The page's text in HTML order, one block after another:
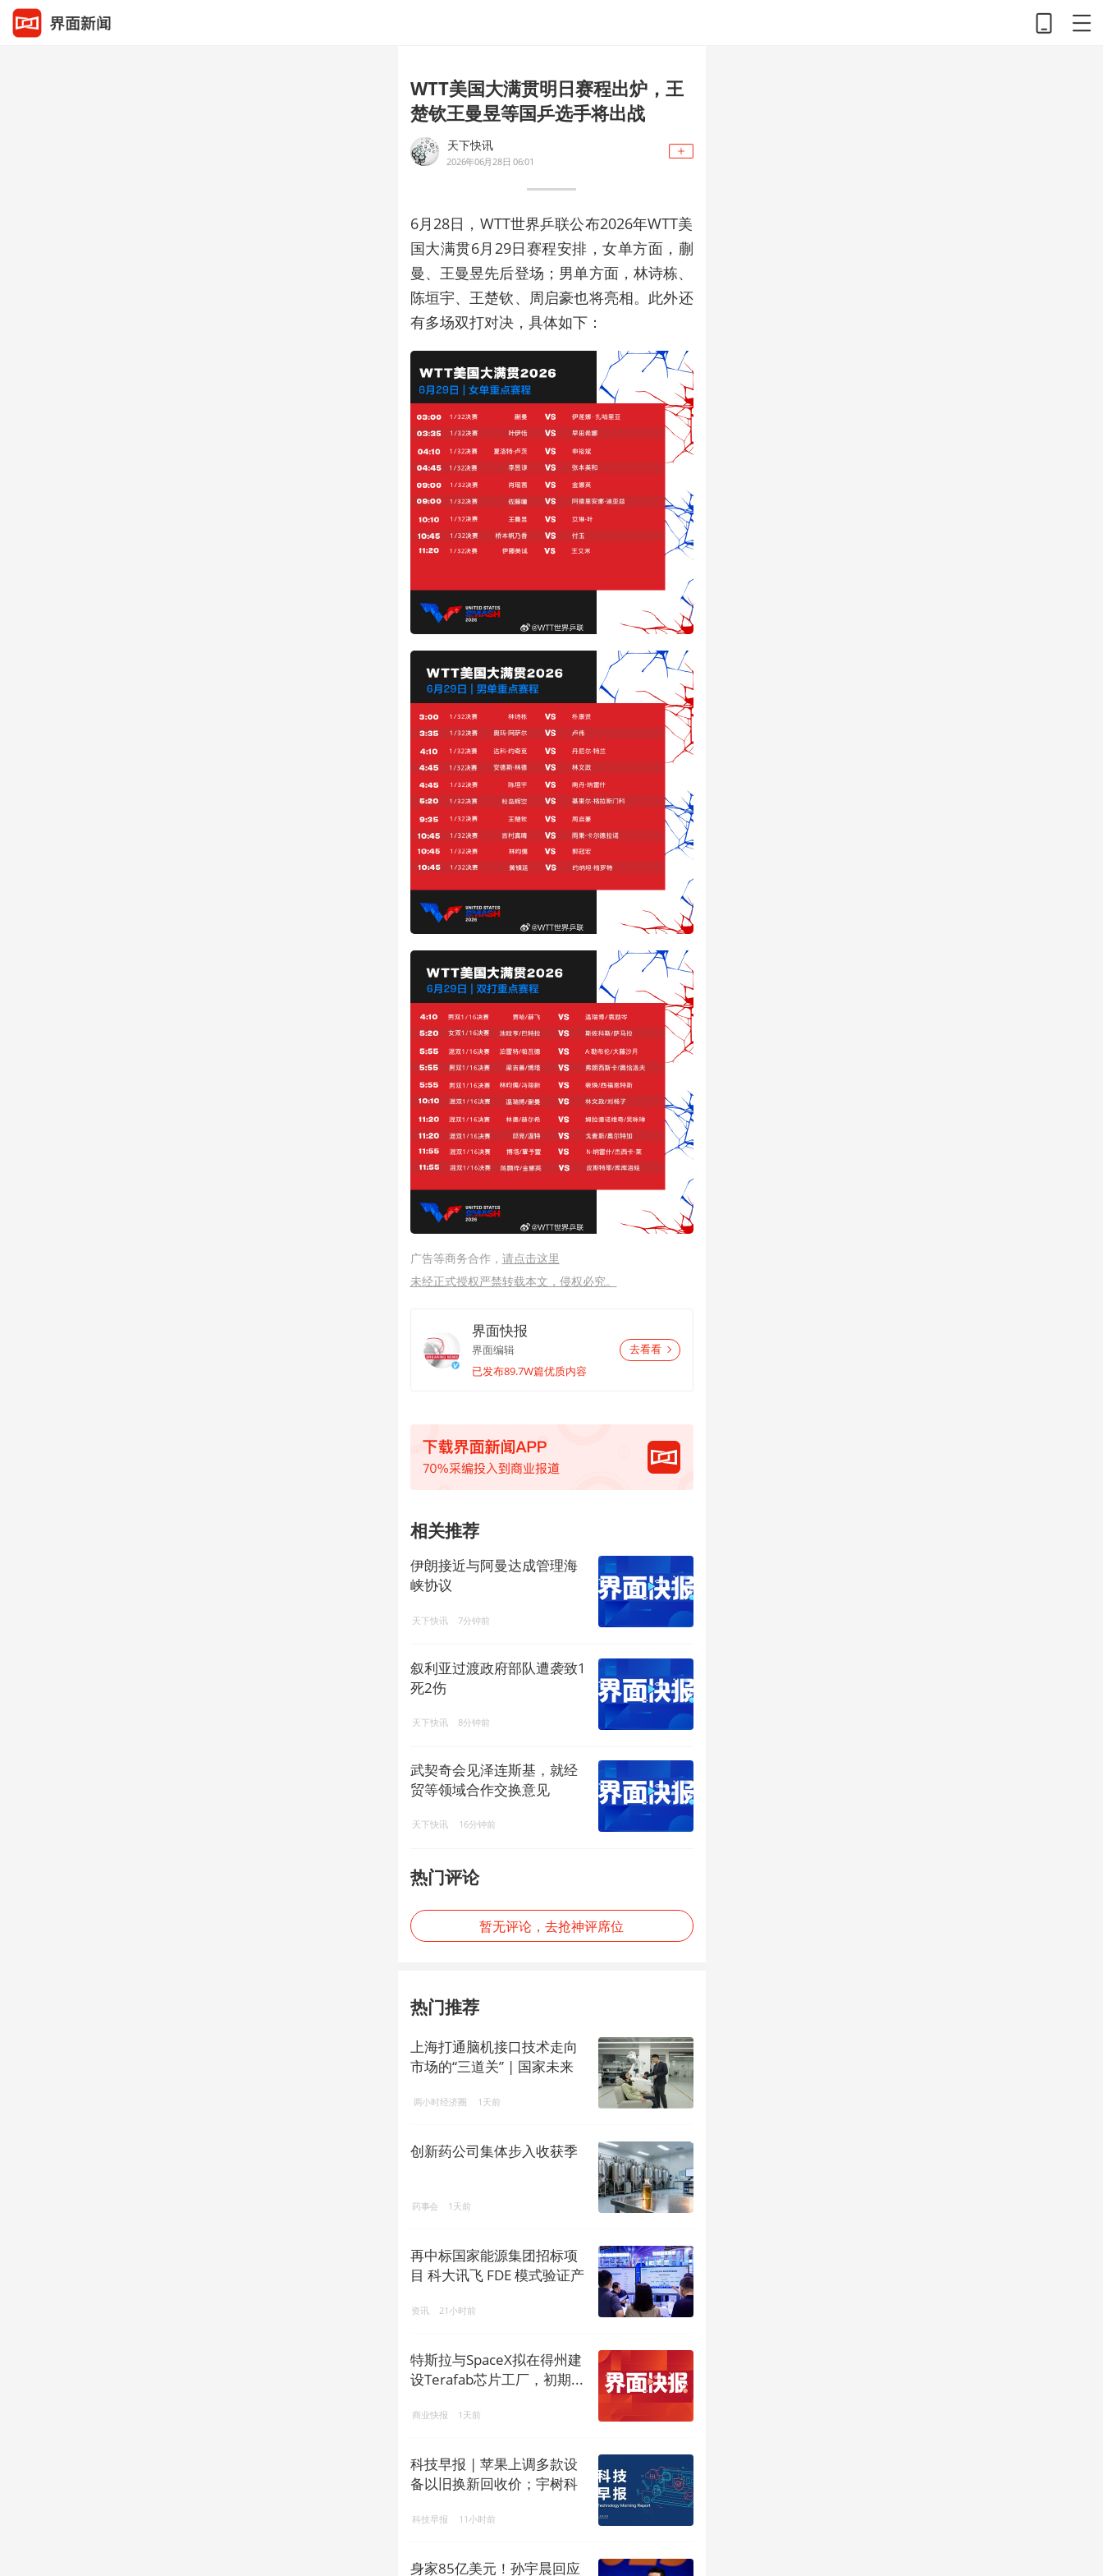
WTT美国大满贯明日赛程出炉，王
楚钦王曼昱等国乒选手将出战
天下快讯
2026年06月28日 06:01
6月28日，WTT世界乒联公布2026年WTT美
国大满贯6月29日赛程安排，女单方面，蒯
曼、王曼昱先后登场；男单方面，林诗栋、
陈垣宇、王楚钦、周启豪也将亮相。此外还
有多场双打对决，具体如下：
广告等商务合作， 请点击这里
未经正式授权严禁转载本文，侵权必究。
界面快报
界面编辑
已发布89.7W篇优质内容
去看看
相关推荐
伊朗接近与阿曼达成管理海
峡协议
天下快讯 7分钟前
叙利亚过渡政府部队遭袭致1
死2伤
天下快讯 8分钟前
武契奇会见泽连斯基，就经
贸等领域合作交换意见
天下快讯 16分钟前
热门评论
暂无评论，去抢神评席位
热门推荐
上海打通脑机接口技术走向
市场的“三道关” | 国家未来
两小时经济圈 1天前
创新药公司集体步入收获季
药事会 1天前
再中标国家能源集团招标项
目 科大讯飞 FDE 模式验证产
资讯 21小时前
特斯拉与SpaceX拟在得州建
设Terafab芯片工厂，初期...
商业快报 1天前
科技早报 | 苹果上调多款设
备以旧换新回收价；宇树科
科技早报 11小时前
身家85亿美元！孙宇晨回应